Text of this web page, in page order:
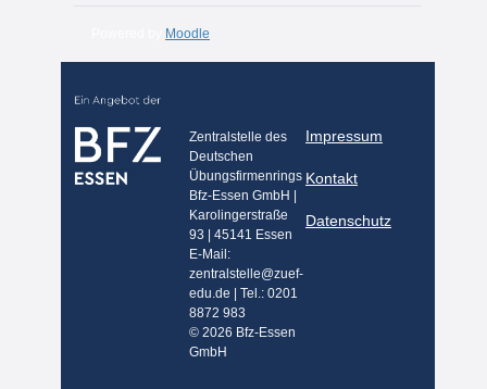
Moodle
Zentralstelle des
Deutschen
Übungsfirmenrings
Bfz-Essen GmbH |
Karolingerstraße
93 | 45141 Essen
E-Mail:
zentralstelle@zuef-
edu.de | Tel.: 0201
8872 983
© 2026 Bfz-Essen
GmbH
Impressum
Kontakt
Datenschutz